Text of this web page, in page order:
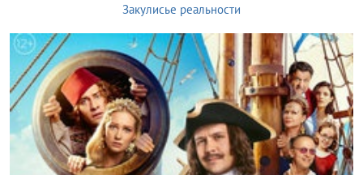
Закулисье реальности